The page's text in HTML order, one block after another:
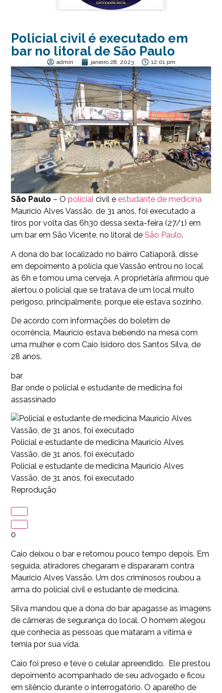
Policial civil é executado em
bar no litoral de São Paulo
admin janeiro 28, 2023 12:01 pm
São Paulo – O policial civil e estudante de medicina
Maurício Alves Vassão, de 31 anos, foi executado a
tiros por volta das 6h30 dessa sexta-feira (27/1) em
um bar em São Vicente, no litoral de São Paulo.
A dona do bar, localizado no bairro Catiaporã, disse
em depoimento à polícia que Vassão entrou no local
às 6h e tomou uma cerveja. A proprietária afirmou que
alertou o policial que se tratava de um local muito
perigoso, principalmente, porque ele estava sozinho.
De acordo com informações do boletim de
ocorrência, Maurício estava bebendo na mesa com
uma mulher e com Caio Isidoro dos Santos Silva, de
28 anos.
bar
Bar onde o policial e estudante de medicina foi
assassinado
Policial e estudante de medicina Maurício Alves
Vassão, de 31 anos, foi executado
Policial e estudante de medicina Maurício Alves
Vassão, de 31 anos, foi executado
Reprodução
0
Caio deixou o bar e retornou pouco tempo depois. Em
seguida, atiradores chegaram e dispararam contra
Maurício Alves Vassão. Um dos criminosos roubou a
arma do policial civil e estudante de medicina.
Silva mandou que a dona do bar apagasse as imagens
de câmeras de segurança do local. O homem alegou
que conhecia as pessoas que mataram a vítima e
temia por sua vida.
Caio foi preso e teve o celular apreendido. Ele prestou
depoimento acompanhado de seu advogado e ficou
em silêncio durante o interrogatório. O aparelho de